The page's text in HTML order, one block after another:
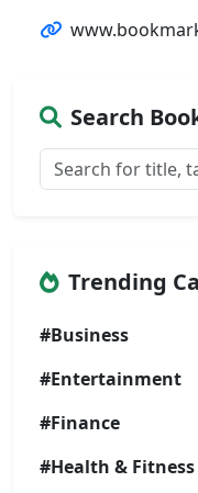
Search
Trending
#Business
#Entertainment
#Finance
#Health & Fitness